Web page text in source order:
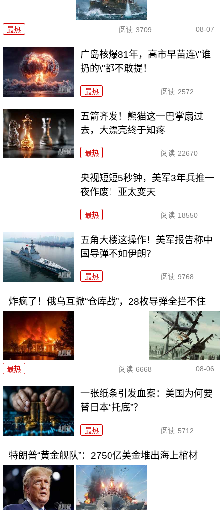
最热 阅读 3709 08-07
广岛核爆81年，高市早苗连\"谁
扔的\"都不敢提！
最热 阅读 2572
五箭齐发！熊猫这一巴掌扇过
去，大漂亮终于知疼
最热 阅读 22670
央视短短5秒钟，美军3年兵推一
夜作废！亚太变天
最热 阅读 18550
五角大楼这操作！美军报告称中
国导弹不如伊朗？
最热 阅读 9768
炸疯了！俄乌互掀“仓库战”，28枚导弹全拦不住
最热 阅读 6668 08-06
一张纸条引发血案：美国为何要
替日本“托底”？
最热 阅读 5712
特朗普“黄金舰队”：2750亿美金堆出海上棺材